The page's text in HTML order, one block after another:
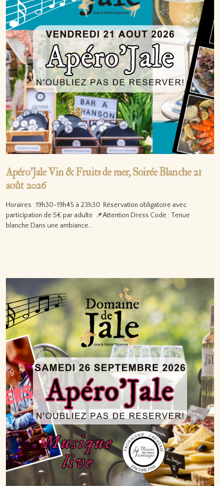
Apéro’Jale Vin & Fruits de mer, Soirée Blanche 21
août 2026
Horaires : 19h30-19h45 à 23h30 Réservation obligatoire avec
participation de 5€ par adulte 📌Attention Dress Code : Tenue
blanche Dans une ambiance…